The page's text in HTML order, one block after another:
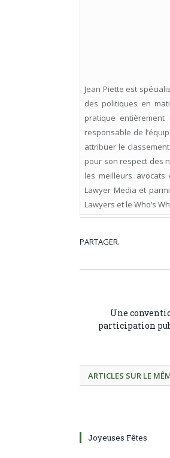
Jean Piette est
des politiques en
pratique entièrement
responsable de
attribuer le
pour son respect des
les meilleurs avocats
Lawyer Media et
Lawyers et le Who’s
PARTAGER.
Une
participation
ARTICLES SUR LE
Joyeuses Fêtes